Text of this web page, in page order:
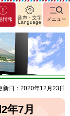
情報
音声・文字
Language
メニュー
新日：2020年12月23日
年7月